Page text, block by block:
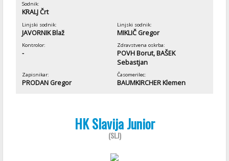
Sodnik:
KRALJ Črt
Linjski sodnik:
JAVORNIK Blaž
Linjski sodnik:
MIKLIČ Gregor
Kontrolor:
-
Zdravstvena oskrba:
POVH Borut, BAŠEK
Sebastjan
Zapisnikar:
PRODAN Gregor
Časomerilec:
BAUMKIRCHER Klemen
HK Slavija Junior
(SLJ)